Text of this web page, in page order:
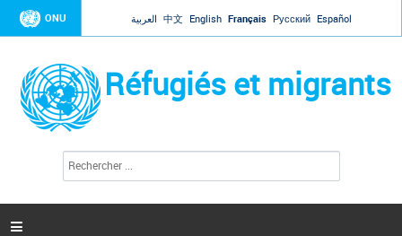
Jump to navigation
ONU العربية 中文 English Français Русский Español
Réfugiés et migrants
c
